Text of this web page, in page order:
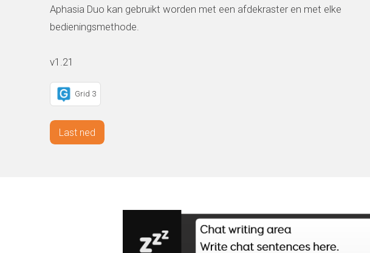
Aphasia Duo kan gebruikt worden met een afdekraster en met elke
bedieningsmethode.
v1.21
Grid 3
Last ned